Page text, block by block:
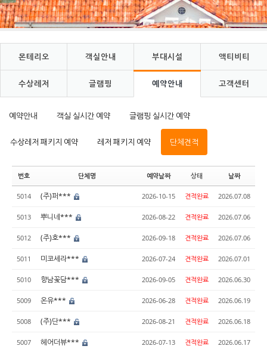
몬테리오 객실안내 부대시설 액티비티
수상레저 글램핑 예약안내 고객센터
예약안내 객실 실시간 예약 글램핑 실시간 예약
수상레저 패키지 예약 레저 패키지 예약 단체견적
번호 단체명 예약날짜 상태 날짜
5014 (주)퍼*** 2026-10-15 견적완료 2026.07.08
5013 뿌니네*** 2026-08-22 견적완료 2026.07.06
5012 (주)호*** 2026-09-18 견적완료 2026.07.06
5011 미코세라*** 2026-07-24 견적완료 2026.07.01
5010 향남꽃담*** 2026-09-05 견적완료 2026.06.30
5009 온유*** 2026-06-28 견적완료 2026.06.19
5008 (주)단*** 2026-08-21 견적완료 2026.06.18
5007 헤어더뷰*** 2026-07-13 견적완료 2026.06.17